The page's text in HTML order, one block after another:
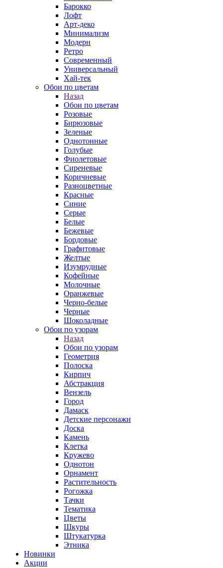
Барокко
Лофт
Арт-деко
Минимализм
Модерн
Ретро
Современный
Универсальный
Хай-тек
Обои по цветам
Назад
Обои по цветам
Розовые
Бирюзовые
Зеленые
Однотонные
Голубые
Фиолетовые
Сиреневые
Коричневые
Разноцветные
Красные
Синие
Серые
Белые
Бежевые
Бордовые
Графитовые
Желтые
Изумрудные
Кофейные
Молочные
Оранжевые
Черно-белые
Черные
Шоколадные
Обои по узорам
Назад
Обои по узорам
Геометрия
Полоска
Кирпич
Абстракция
Вензель
Город
Дамаск
Детские персонажи
Доска
Камень
Клетка
Кружево
Однотон
Орнамент
Растительность
Рогожка
Тачки
Тематика
Цветы
Шкуры
Штукатурка
Этника
Новинки
Акции